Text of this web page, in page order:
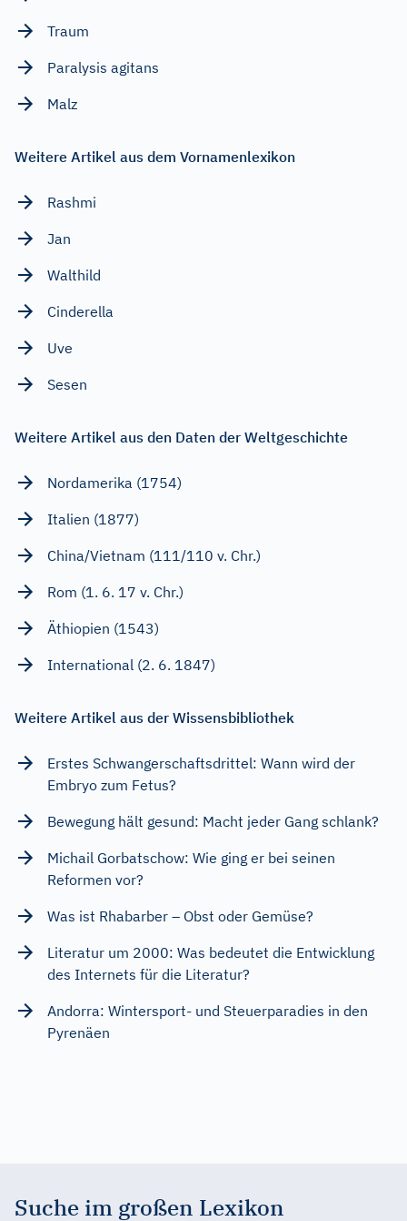
Traum
Paralysis agitans
Malz
Weitere Artikel aus dem Vornamenlexikon
Rashmi
Jan
Walthild
Cinderella
Uve
Sesen
Weitere Artikel aus den Daten der Weltgeschichte
Nordamerika (1754)
Italien (1877)
China/Vietnam (111/110 v. Chr.)
Rom (1. 6. 17 v. Chr.)
Äthiopien (1543)
International (2. 6. 1847)
Weitere Artikel aus der Wissensbibliothek
Erstes Schwangerschaftsdrittel: Wann wird der
Embryo zum Fetus?
Bewegung hält gesund: Macht jeder Gang schlank?
Michail Gorbatschow: Wie ging er bei seinen
Reformen vor?
Was ist Rhabarber – Obst oder Gemüse?
Literatur um 2000: Was bedeutet die Entwicklung
des Internets für die Literatur?
Andorra: Wintersport- und Steuerparadies in den
Pyrenäen
Suche im großen Lexikon